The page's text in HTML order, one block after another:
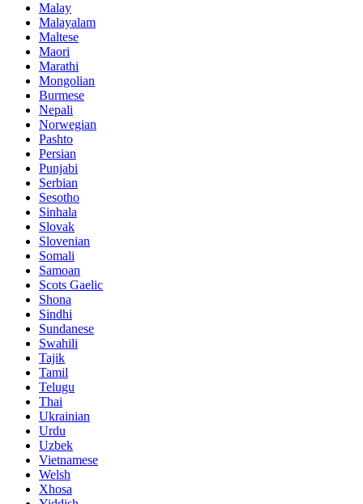
Malay
Malayalam
Maltese
Maori
Marathi
Mongolian
Burmese
Nepali
Norwegian
Pashto
Persian
Punjabi
Serbian
Sesotho
Sinhala
Slovak
Slovenian
Somali
Samoan
Scots Gaelic
Shona
Sindhi
Sundanese
Swahili
Tajik
Tamil
Telugu
Thai
Ukrainian
Urdu
Uzbek
Vietnamese
Welsh
Xhosa